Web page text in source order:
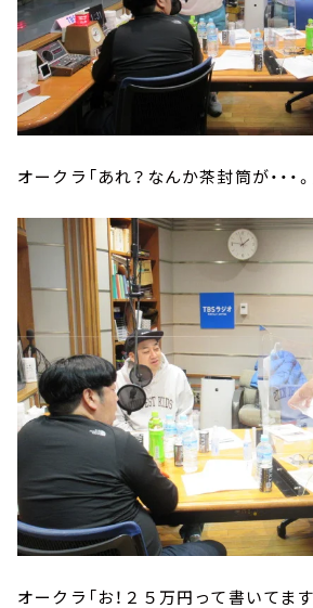
オークラ「あれ？なんか茶封筒が・・・。
オークラ「お！２５万円って書いてます